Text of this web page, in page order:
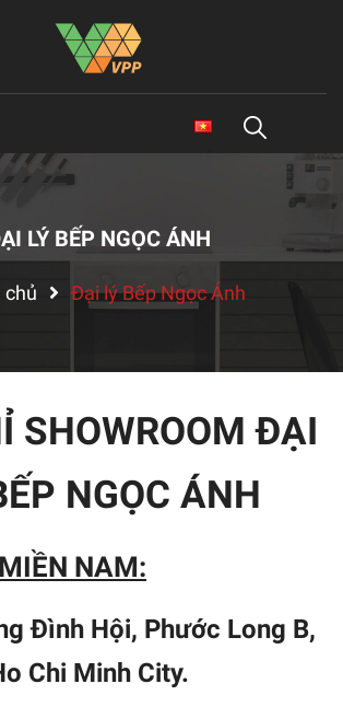
LÝ BẾP NGỌC ÁNH
chủ Đại lý Bếp Ngọc Ánh
SHOWROOM ĐẠI
NGỌC ÁNH
NAM:
Đình Hội, Phước Long B,
Chi Minh City.